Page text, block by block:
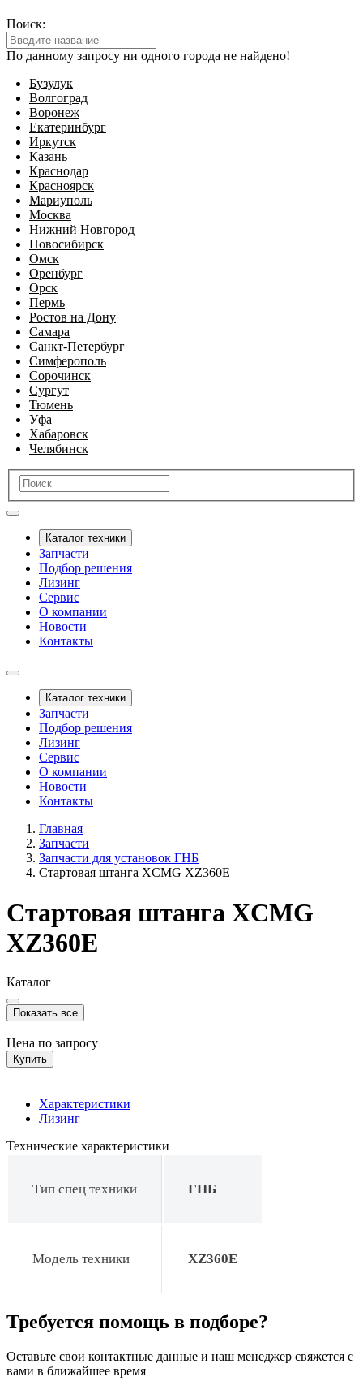
Поиск:
По данному запросу ни одного города не найдено!
Бузулук
Волгоград
Воронеж
Екатеринбург
Иркутск
Казань
Краснодар
Красноярск
Мариуполь
Москва
Нижний Новгород
Новосибирск
Омск
Оренбург
Орск
Пермь
Ростов на Дону
Самара
Санкт-Петербург
Симферополь
Сорочинск
Сургут
Тюмень
Уфа
Хабаровск
Челябинск
Каталог техники
Запчасти
Подбор решения
Лизинг
Сервис
О компании
Новости
Контакты
Каталог техники
Запчасти
Подбор решения
Лизинг
Сервис
О компании
Новости
Контакты
Главная
Запчасти
Запчасти для установок ГНБ
Стартовая штанга XCMG XZ360Е
Стартовая штанга XCMG
XZ360Е
Каталог
Показать все
Цена по запросу
Купить
Характеристики
Лизинг
Технические характеристики
Тип спец техники ГНБ
Модель техники XZ360Е
Требуется помощь в подборе?
Оставьте свои контактные данные и наш менеджер свяжется с
вами в ближайшее время